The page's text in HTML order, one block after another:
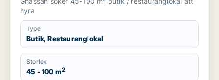
hyra
Type
Butik, Restauranglokal
Storlek
45 - 100 m2